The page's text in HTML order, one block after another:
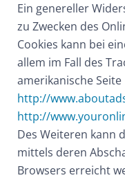
Ein genereller
zu Zwecken des
Cookies kann bei
allem im Fall des
amerikanische Seite
http://
http://
Des Weiteren kann
mittels deren
Browsers erreicht